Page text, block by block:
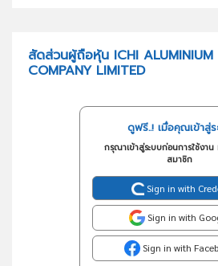
สัดส่วนผู้ถือหุ้น ICHI ALUMINIUM
COMPANY LIMITED
ดูฟรี..! เมื่อคุณเข้าสู่ร
กรุณาเข้าสู่ระบบก่อนการใช้งา
สมาชิก
Sign in with
Sign in with
Sign in with